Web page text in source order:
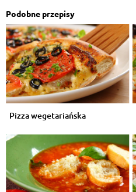
Podobne przepisy
Pizza wegetariańska